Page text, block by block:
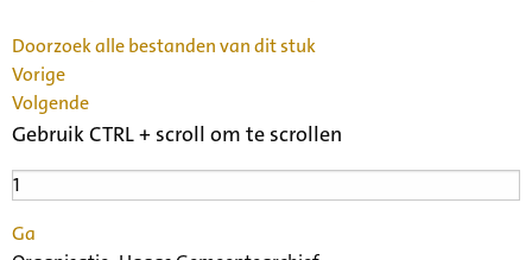
Doorzoek alle bestanden van dit stuk
Vorige
Volgende
Gebruik CTRL + scroll om te scrollen
Ga